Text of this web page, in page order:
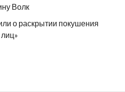
Волк
о раскрытии покушения